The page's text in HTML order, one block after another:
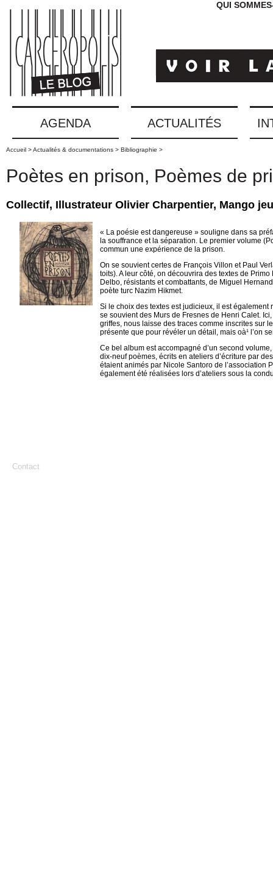
QUI
AGENDA ACTUALITÉS
Accueil >Actualités & documentations > Bibliographie >
Poètes en prison, Poèmes de
Collectif, Illustrateur Olivier Charpentier, Mango
« La poésie est dangereuse » souligne dans sa
la souffrance et la séparation. Le premier volume
commun une expérience de la prison.
On se souvient certes de François Villon et Paul
toits). A leur côté, on découvrira des textes de
Delbo, résistants et combattants, de Miguel
poète turc Nazim Hikmet.
Si le choix des textes est judicieux, il est
se souvient des Murs de Fresnes de Henri Calet.
griffes, nous laisse des traces comme inscrites sur
présente que pour révéler un détail, mais oà¹ l’on
Ce bel album est accompagné d’un second
dix-neuf poèmes, écrits en ateliers d’écriture par
étaient animés par Nicole Santoro de l’association
également été réalisées lors d’ateliers sous la
Contact